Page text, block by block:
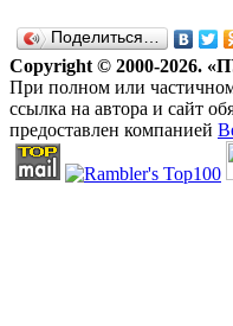
Поделиться…
Copyright © 2000-
При полном или
ссылка на автора и сайт
предоставлен компанией